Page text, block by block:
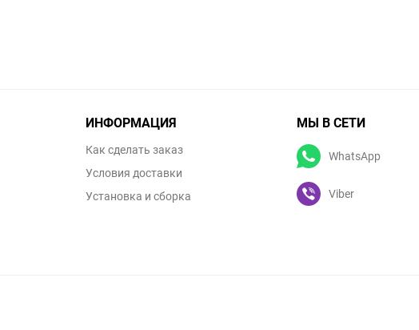
ИНФОРМАЦИЯ
Как сделать заказ
Условия доставки
Установка и сборка
МЫ В СЕТИ
WhatsApp
Viber